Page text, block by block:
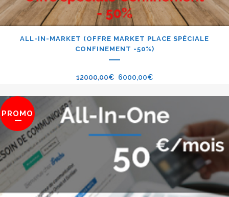
ALL-IN-MARKET (OFFRE MARKET PLACE SPÉCIALE
CONFINEMENT -50%)
12000,00€ 6000,00€
PROMO